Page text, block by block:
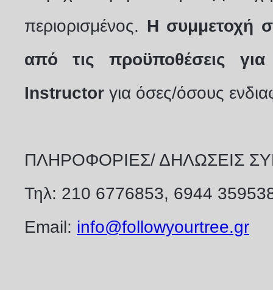
περιορισμένος. Η συμμετοχή
από τις προϋποθέσεις
Instructor για όσες/όσους
ΠΛΗΡΟΦΟΡΙΕΣ/ ΔΗΛΩΣΕΙΣ
Τηλ: 210 6776853, 6944
Email: info@followyourtree.gr